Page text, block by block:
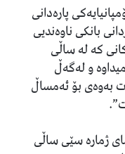
پارەدانی
بانکی ناوەندیی
کە لە ساڵی
ساڵی ٢٠٢٣ ئەنجامیداوە و لەگەڵ
بەوەی بۆ ئەمساڵ
ژمارە سێی ساڵی